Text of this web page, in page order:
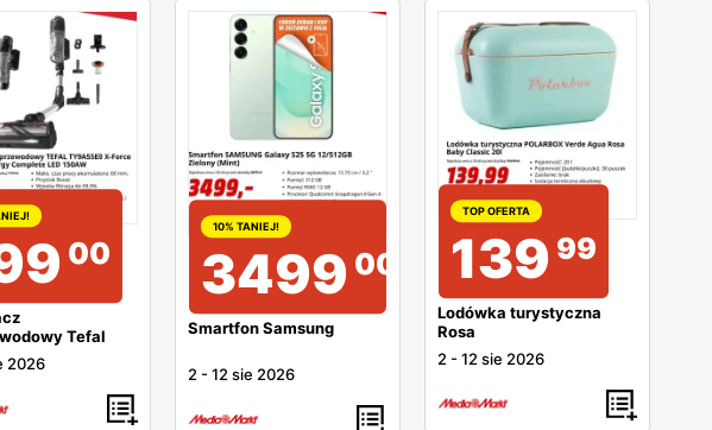
00
Tefal
2026
10% TANIEJ!
3499 00
Smartfon Samsung
2 -12 sie 2026
TOP OFERTA
139 99
Lodówka turystyczna
Rosa
2 -12 sie 2026